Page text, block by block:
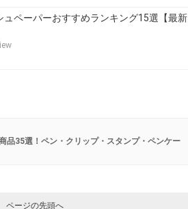
ュペーパーおすすめランキング15選【最新
品35選！ペン・クリップ・スタンプ・ペンケー
ページの先頭へ